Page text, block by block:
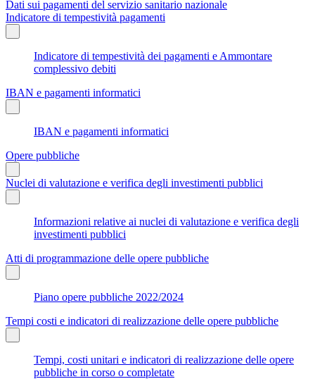
Dati sui pagamenti del servizio sanitario nazionale
Indicatore di tempestività pagamenti
Indicatore di tempestività dei pagamenti e Ammontare
complessivo debiti
IBAN e pagamenti informatici
IBAN e pagamenti informatici
Opere pubbliche
Nuclei di valutazione e verifica degli investimenti pubblici
Informazioni relative ai nuclei di valutazione e verifica degli
investimenti pubblici
Atti di programmazione delle opere pubbliche
Piano opere pubbliche 2022/2024
Tempi costi e indicatori di realizzazione delle opere pubbliche
Tempi, costi unitari e indicatori di realizzazione delle opere
pubbliche in corso o completate